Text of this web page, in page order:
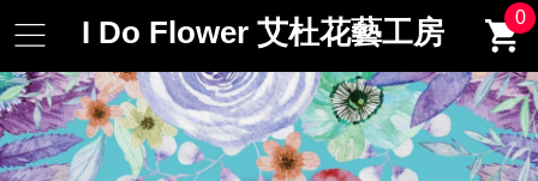
I Do Flower 艾杜花藝工房 0